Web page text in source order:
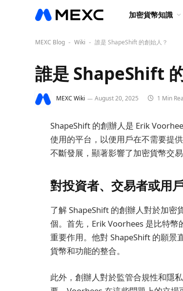
加密貨幣知識
MEXC Blog - Wiki - 誰是 ShapeShift 的創始人？
誰是 ShapeShift
MEXC Wiki August 20, 2025 1 Min
ShapeShift 的創辦人是 Erik
使用的平台，以便用戶在不需要提
不斷發展，顯著影響了加密貨幣交易
對投資者、交易者或用
了解 ShapeShift 的創辦人對於加
個。首先，Erik Voorhees 是比特
重要作用。他對 ShapeShift 的願景
貨幣和功能的整合。
此外，創辦人對於監管合規性和隱